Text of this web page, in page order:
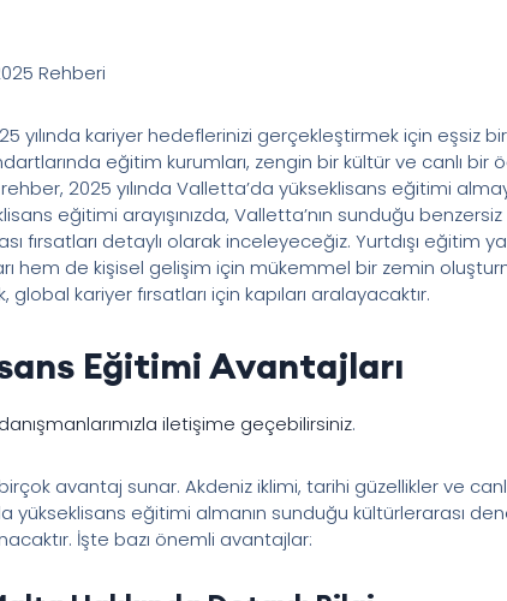
Rehberi
yılında kariyer hedeflerinizi gerçekleştirmek için eşsiz
eğitim kurumları, zengin bir kültür ve canlı bir
2025 yılında Valletta’da yükseklisans eğitimi
eğitimi arayışınızda, Valletta’nın sunduğu
fırsatları detaylı olarak inceleyeceğiz. Yurtdışı eğitim
hem de kişisel gelişim için mükemmel bir zemin
kariyer fırsatları için kapıları aralayacaktır.
Eğitimi Avantajları
danışmanlarımızla iletişime geçebilirsiniz.
avantaj sunar. Akdeniz iklimi, tarihi güzellikler ve
yükseklisans eğitimi almanın sunduğu kültürlerarası
İşte bazı önemli avantajlar: